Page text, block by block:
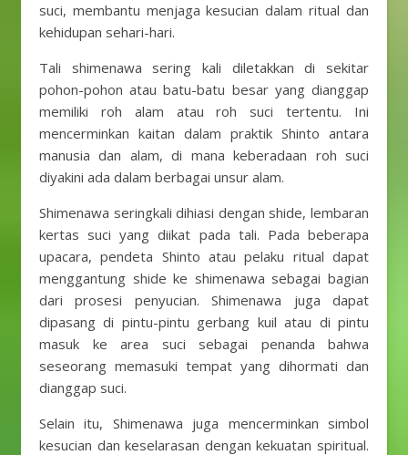
suci, membantu menjaga kesucian dalam ritual dan
kehidupan sehari-hari.
Tali shimenawa sering kali diletakkan di sekitar
pohon-pohon atau batu-batu besar yang dianggap
memiliki roh alam atau roh suci tertentu. Ini
mencerminkan kaitan dalam praktik Shinto antara
manusia dan alam, di mana keberadaan roh suci
diyakini ada dalam berbagai unsur alam.
Shimenawa seringkali dihiasi dengan shide, lembaran
kertas suci yang diikat pada tali. Pada beberapa
upacara, pendeta Shinto atau pelaku ritual dapat
menggantung shide ke shimenawa sebagai bagian
dari prosesi penyucian. Shimenawa juga dapat
dipasang di pintu-pintu gerbang kuil atau di pintu
masuk ke area suci sebagai penanda bahwa
seseorang memasuki tempat yang dihormati dan
dianggap suci.
Selain itu, Shimenawa juga mencerminkan simbol
kesucian dan keselarasan dengan kekuatan spiritual.